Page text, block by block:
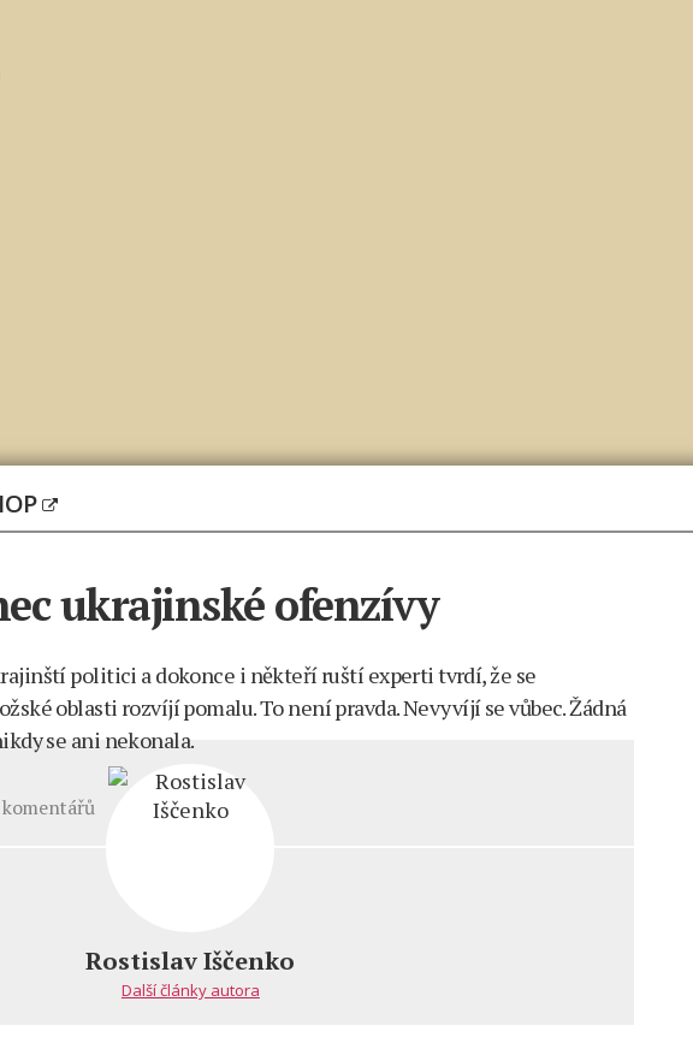
ukrajinské ofenzívy
politici a dokonce i někteří ruští experti tvrdí, že se
oblasti rozvíjí pomalu. To není pravda. Nevyvíjí se vůbec. Žádná
se ani nekonala.
u
konec
ukrajinské
Rostislav Iščenko
Další články autora